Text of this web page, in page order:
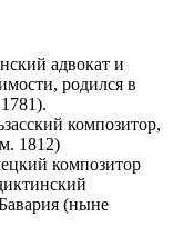
адвокат и
родился в
композитор,
1812)
композитор
(ныне